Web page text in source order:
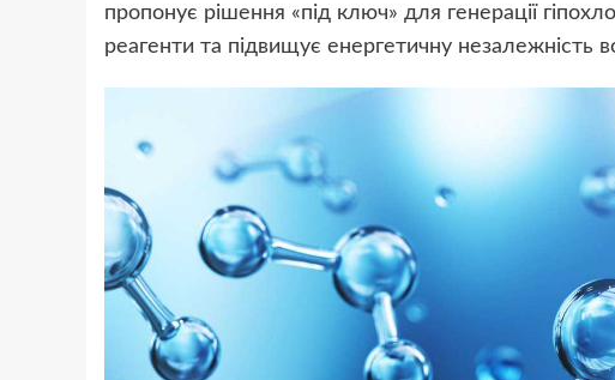
пропонує рішення «під ключ» для генерації
реагенти та підвищує енергетичну незалежність